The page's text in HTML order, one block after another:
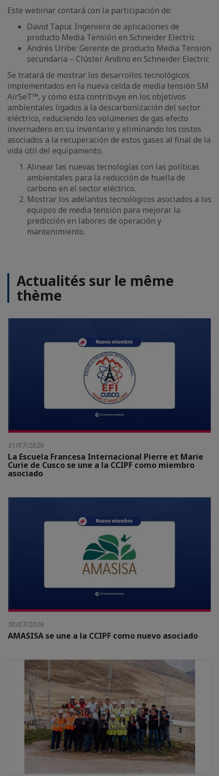
Este webinar contará con la participación de:
David Tapia: Ingeniero de aplicaciones de
producto Media Tensión en Schneider Electric
Andrés Uribe: Gerente de producto Media Tensión
secundaria – Clúster Andino en Schneider Electric
Se tratará de mostrar los desarrollos tecnológicos
implementados en la nueva celda de media tensión SM
AirSeT™, y cómo esta contribuye en los objetivos
ambientales ligados a la descarbonización del sector
eléctrico, reduciendo los volúmenes de gas efecto
invernadero en su inventario y eliminando los costos
asociados a la recuperación de estos gases al final de la
vida útil del equipamento.
Alinear las nuevas tecnologías con las políticas
ambientales para la reducción de huella de
carbono en el sector eléctrico.
Mostrar los adelantos tecnológicos asociados a los
equipos de media tensión para mejorar la
predicción en labores de operación y
mantenimiento.
Actualités sur le même
thème
31/07/2026
La Escuela Francesa Internacional Pierre et Marie
Curie de Cusco se une a la CCIPF como miembro
asociado
30/07/2026
AMASISA se une a la CCIPF como nuevo asociado